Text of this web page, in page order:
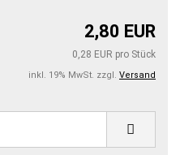
2,80 EUR
0,28 EUR pro Stück
inkl. 19% MwSt. zzgl. Versand